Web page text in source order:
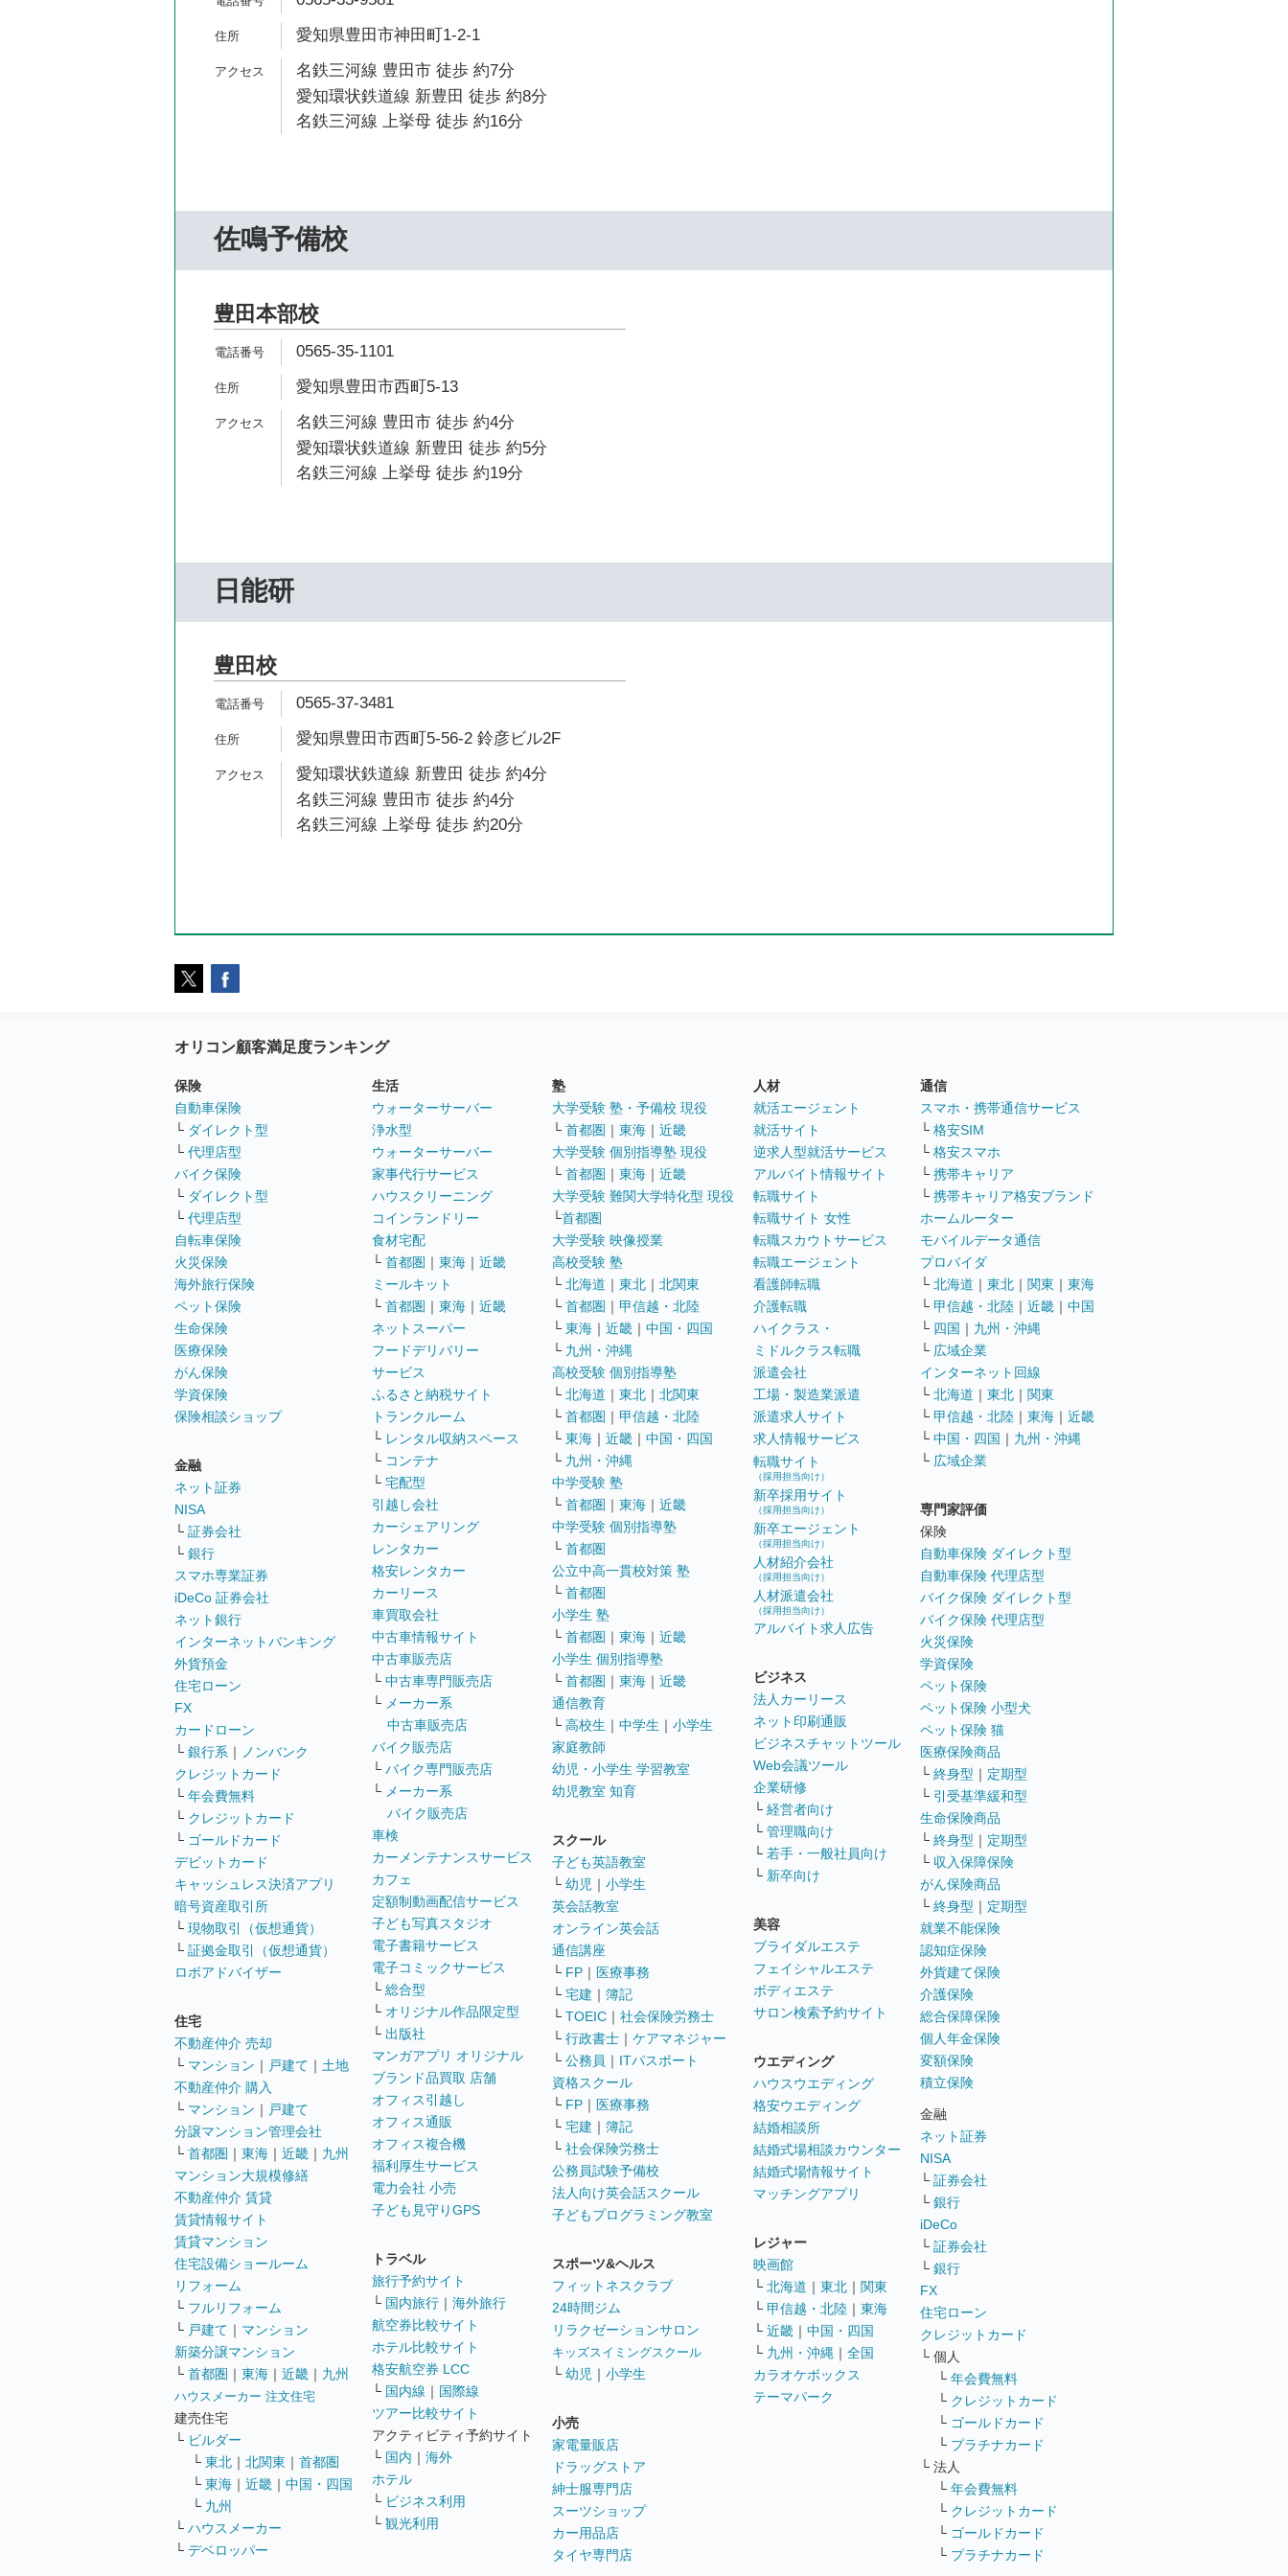
愛知県豊田市神田町1-2-1
名鉄三河線 豊田市 徒歩 約7分
愛知環状鉄道線 新豊田 徒歩 約8分
名鉄三河線 上挙母 徒歩 約16分
佐鳴予備校
豊田本部校
0565-35-1101
愛知県豊田市西町5-13
名鉄三河線 豊田市 徒歩 約4分
愛知環状鉄道線 新豊田 徒歩 約5分
名鉄三河線 上挙母 徒歩 約19分
日能研
豊田校
0565-37-3481
愛知県豊田市西町5-56-2 鈴彦ビル2F
愛知環状鉄道線 新豊田 徒歩 約4分
名鉄三河線 豊田市 徒歩 約4分
名鉄三河線 上挙母 徒歩 約20分
オリコン顧客満足度ランキング
保険
自動車保険
└ ダイレクト型
└ 代理店型
バイク保険
└ ダイレクト型
└ 代理店型
自転車保険
火災保険
海外旅行保険
ペット保険
生命保険
医療保険
がん保険
学資保険
保険相談ショップ
金融
ネット証券
NISA
└ 証券会社
└ 銀行
スマホ専業証券
iDeCo 証券会社
ネット銀行
インターネットバンキング
外貨預金
住宅ローン
FX
カードローン
└ 銀行系 ｜
ノンバンク
クレジットカード
└ 年会費無料
└ クレジットカード
└ ゴールドカード
デビットカード
キャッシュレス決済アプリ
暗号資産取引所
└ 現物取引（仮想通貨）
└ 証拠金取引（仮想通貨）
ロボアドバイザー
住宅
不動産仲介 売却
└ マンション ｜ 戸建て ｜ 土地
不動産仲介 購入
└ マンション ｜ 戸建て
分譲マンション管理会社
└ 首都圏 ｜ 東海 ｜ 近畿 ｜ 九州
マンション大規模修繕
不動産仲介 賃貸
賃貸情報サイト
賃貸マンション
住宅設備ショールーム
リフォーム
└ フルリフォーム
└ 戸建て ｜ マンション
新築分譲マンション
└ 首都圏 ｜ 東海 ｜ 近畿 ｜ 九州
ハウスメーカー 注文住宅
建売住宅
└ ビルダー
└ 東北 ｜ 北関東 ｜ 首都圏
└ 東海 ｜ 近畿 ｜ 中国・四国
└ 九州
└ ハウスメーカー
└ デベロッパー
生活
ウォーターサーバー
浄水型
ウォーターサーバー
家事代行サービス
ハウスクリーニング
コインランドリー
食材宅配
└ 首都圏 ｜ 東海 ｜ 近畿
ミールキット
└ 首都圏 ｜ 東海 ｜ 近畿
ネットスーパー
フードデリバリー
サービス
ふるさと納税サイト
トランクルーム
└ レンタル収納スペース
└ コンテナ
└ 宅配型
引越し会社
カーシェアリング
レンタカー
格安レンタカー
カーリース
車買取会社
中古車情報サイト
中古車販売店
└ 中古車専門販売店
└ メーカー系
中古車販売店
バイク販売店
└ バイク専門販売店
└ メーカー系
バイク販売店
車検
カーメンテナンスサービス
カフェ
定額制動画配信サービス
子ども写真スタジオ
電子書籍サービス
電子コミックサービス
└ 総合型
└ オリジナル作品限定型
└ 出版社
マンガアプリ オリジナル
ブランド品買取 店舗
オフィス引越し
オフィス通販
オフィス複合機
福利厚生サービス
電力会社 小売
子ども見守りGPS
トラベル
旅行予約サイト
└ 国内旅行 ｜ 海外旅行
航空券比較サイト
ホテル比較サイト
格安航空券 LCC
└ 国内線 ｜ 国際線
ツアー比較サイト
アクティビティ予約サイト
└ 国内 ｜ 海外
ホテル
└ ビジネス利用
└ 観光利用
塾
大学受験 塾・予備校 現役
└ 首都圏 ｜ 東海 ｜ 近畿
大学受験 個別指導塾 現役
└ 首都圏 ｜ 東海 ｜ 近畿
大学受験 難関大学特化型 現役
└首都圏
大学受験 映像授業
高校受験 塾
└ 北海道 ｜ 東北 ｜ 北関東
└ 首都圏 ｜ 甲信越・北陸
└ 東海 ｜ 近畿 ｜ 中国・四国
└ 九州・沖縄
高校受験 個別指導塾
└ 北海道 ｜ 東北 ｜ 北関東
└ 首都圏 ｜ 甲信越・北陸
└ 東海 ｜ 近畿 ｜ 中国・四国
└ 九州・沖縄
中学受験 塾
└ 首都圏 ｜ 東海 ｜ 近畿
中学受験 個別指導塾
└ 首都圏
公立中高一貫校対策 塾
└ 首都圏
小学生 塾
└ 首都圏 ｜ 東海 ｜ 近畿
小学生 個別指導塾
└ 首都圏 ｜ 東海 ｜ 近畿
通信教育
└ 高校生 ｜ 中学生 ｜ 小学生
家庭教師
幼児・小学生 学習教室
幼児教室 知育
スクール
子ども英語教室
└ 幼児 ｜ 小学生
英会話教室
オンライン英会話
通信講座
└ FP ｜ 医療事務
└ 宅建 ｜ 簿記
└ TOEIC ｜ 社会保険労務士
└ 行政書士 ｜ ケアマネジャー
└ 公務員 ｜ ITパスポート
資格スクール
└ FP ｜ 医療事務
└ 宅建 ｜ 簿記
└ 社会保険労務士
公務員試験予備校
法人向け英会話スクール
子どもプログラミング教室
スポーツ&ヘルス
フィットネスクラブ
24時間ジム
リラクゼーションサロン
キッズスイミングスクール
└ 幼児 ｜ 小学生
小売
家電量販店
ドラッグストア
紳士服専門店
スーツショップ
カー用品店
タイヤ専門店
人材
就活エージェント
就活サイト
逆求人型就活サービス
アルバイト情報サイト
転職サイト
転職サイト 女性
転職スカウトサービス
転職エージェント
看護師転職
介護転職
ハイクラス・
ミドルクラス転職
派遣会社
工場・製造業派遣
派遣求人サイト
求人情報サービス
転職サイト
（採用担当向け）
新卒採用サイト
（採用担当向け）
新卒エージェント
（採用担当向け）
人材紹介会社
（採用担当向け）
人材派遣会社
（採用担当向け）
アルバイト求人広告
ビジネス
法人カーリース
ネット印刷通販
ビジネスチャットツール
Web会議ツール
企業研修
└ 経営者向け
└ 管理職向け
└ 若手・一般社員向け
└ 新卒向け
美容
ブライダルエステ
フェイシャルエステ
ボディエステ
サロン検索予約サイト
ウエディング
ハウスウエディング
格安ウエディング
結婚相談所
結婚式場相談カウンター
結婚式場情報サイト
マッチングアプリ
レジャー
映画館
└ 北海道 ｜ 東北 ｜ 関東
└ 甲信越・北陸 ｜ 東海
└ 近畿 ｜ 中国・四国
└ 九州・沖縄 ｜ 全国
カラオケボックス
テーマパーク
通信
スマホ・携帯通信サービス
└ 格安SIM
└ 格安スマホ
└ 携帯キャリア
└ 携帯キャリア格安ブランド
ホームルーター
モバイルデータ通信
プロバイダ
└ 北海道 ｜ 東北 ｜ 関東 ｜ 東海
└ 甲信越・北陸 ｜ 近畿 ｜ 中国
└ 四国 ｜ 九州・沖縄
└ 広域企業
インターネット回線
└ 北海道 ｜ 東北 ｜ 関東
└ 甲信越・北陸 ｜ 東海 ｜ 近畿
└ 中国・四国 ｜ 九州・沖縄
└ 広域企業
専門家評価
保険
自動車保険 ダイレクト型
自動車保険 代理店型
バイク保険 ダイレクト型
バイク保険 代理店型
火災保険
学資保険
ペット保険
ペット保険 小型犬
ペット保険 猫
医療保険商品
└ 終身型 ｜ 定期型
└ 引受基準緩和型
生命保険商品
└ 終身型 ｜ 定期型
└ 収入保障保険
がん保険商品
└ 終身型 ｜ 定期型
就業不能保険
認知症保険
外貨建て保険
介護保険
総合保障保険
個人年金保険
変額保険
積立保険
金融
ネット証券
NISA
└ 証券会社
└ 銀行
iDeCo
└ 証券会社
└ 銀行
FX
住宅ローン
クレジットカード
└ 個人
└ 年会費無料
└ クレジットカード
└ ゴールドカード
└ プラチナカード
└ 法人
└ 年会費無料
└ クレジットカード
└ ゴールドカード
└ プラチナカード